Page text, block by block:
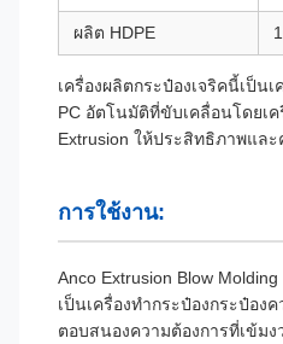
ผลิต HDPE
เครื่องผลิตกระป๋องเจริคนี้เป็น
PC อัตโนมัติที่ขับเคลื่อนโดยเ
Extrusion ให้ประสิทธิภาพแล
การใช้งาน:
Anco Extrusion Blow
เป็นเครื่องทํากระป๋องกระป๋อง
ตอบสนองความต้องการที่เข้ม